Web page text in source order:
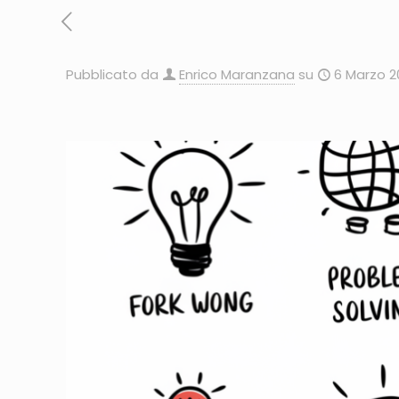
Pubblicato da Enrico Maranzana su 6 Marzo